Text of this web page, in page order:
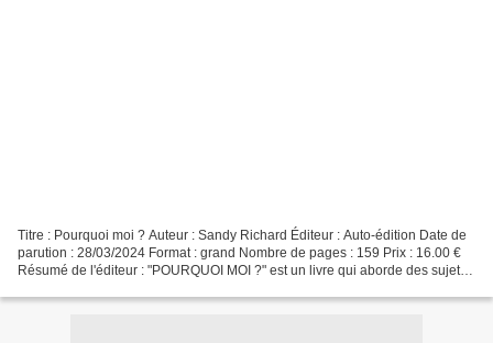
Titre : Pourquoi moi ? Auteur : Sandy Richard Éditeur : Auto-édition Date de
parution : 28/03/2024 Format : grand Nombre de pages : 159 Prix : 16.00 €
Résumé de l'éditeur : "POURQUOI MOI ?" est un livre qui aborde des sujets